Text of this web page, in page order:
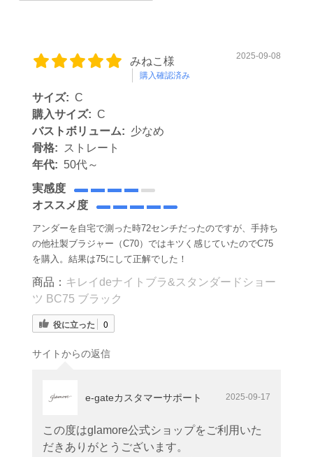
みねこ様
購入確認済み
2025-09-08
サイズ: C
購入サイズ: C
バストボリューム: 少なめ
骨格:
ストレート
年代: 50代～
実感度
オススメ度
アンダーを自宅で測った時72センチだったのですが、手持ち
の他社製ブラジャー（C70）ではキツく感じていたのでC75
を購入。結果は75にして正解でした！
商品： キレイdeナイトブラ&スタンダードショー
ツ BC75 ブラック
役に立った 0
サイトからの返信
e-gateカスタマーサポート 2025-09-17
この度はglamore公式ショップをご利用いた
だきありがとうございます。